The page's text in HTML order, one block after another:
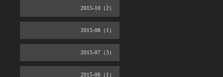
2015-10（2）
2015-08（1）
2015-07（3）
2015-06（1）